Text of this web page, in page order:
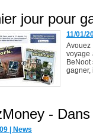
jour pour
11/01/
voyage
gagner,
-
News